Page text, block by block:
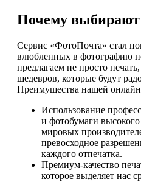
Почему
Сервис «ФотоПочта» стал
влюбленных в фотографию
предлагаем не просто
шедевров, которые будут
Преимущества нашей
Использование
и фотобумаги
мировых
превосходное
каждого отпечатка.
Премиум-качество
которое выделяет нас